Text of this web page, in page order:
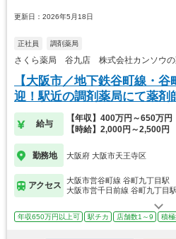
更新日：2026年5月18日
正社員 調剤薬局
さくら薬局 谷九店 株式会社カンソウの
【大阪市／地下鉄谷町線・
迎！駅近の調剤薬局にて薬剤
給与
【年収】400万円～650万円
【時給】2,000円～2,500円
勤務地 大阪府 大阪市天王寺区
アクセス
大阪市営谷町線 谷町九丁目駅
大阪市営千日前線 谷町九丁目駅
年収650万円以上可 駅チカ 店舗数1～9 積